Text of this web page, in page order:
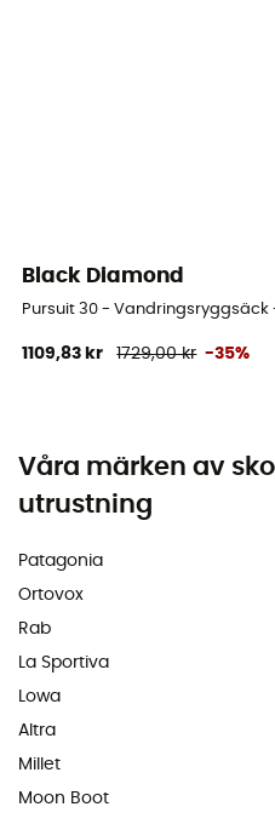
Black Diamond
Pursuit 30 - Vandringsryggsäck
1109,83 kr 1729,00 kr -35%
Våra märken av
utrustning
Patagonia
Ortovox
Rab
La Sportiva
Lowa
Altra
Millet
Moon Boot